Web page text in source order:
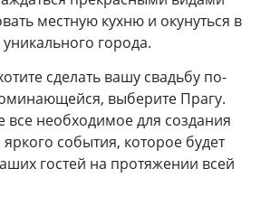
местную кухню и окунуться в
города.
сделать вашу свадьбу по-
выберите Прагу.
все необходимое для создания
события, которое будет
гостей на протяжении всей